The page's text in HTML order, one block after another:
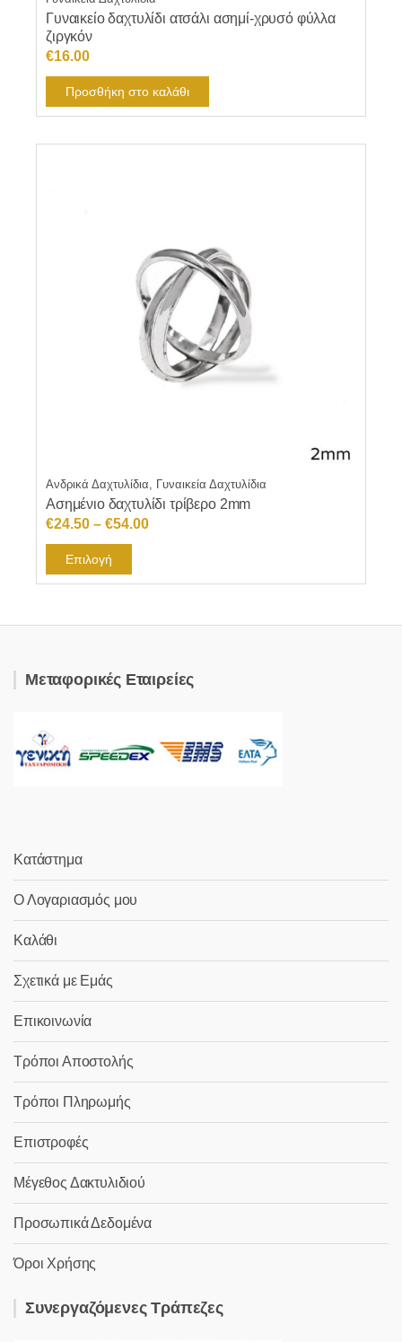
Γυναικείο δαχτυλίδι ατσάλι ασημί-χρυσό φύλλα
ζιργκόν
€16.00
Προσθήκη στο καλάθι
Ανδρικά Δαχτυλίδια, Γυναικεία Δαχτυλίδια
Ασημένιο δαχτυλίδι τρίβερο 2mm
€24.50 – €54.00Price
through
Επιλογή
το
Οι
να
Μεταφορικές Εταιρείες
Κατάστημα
Ο Λογαριασμός μου
Καλάθι
Σχετικά με Εμάς
Επικοινωνία
Τρόποι Αποστολής
Τρόποι Πληρωμής
Επιστροφές
Μέγεθος Δακτυλιδιού
Προσωπικά Δεδομένα
Όροι Χρήσης
Συνεργαζόμενες Τράπεζες